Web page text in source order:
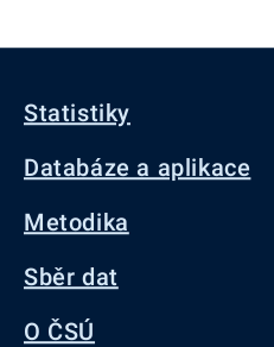
Statistiky
Databáze a aplikace
Metodika
Sběr dat
O ČSÚ